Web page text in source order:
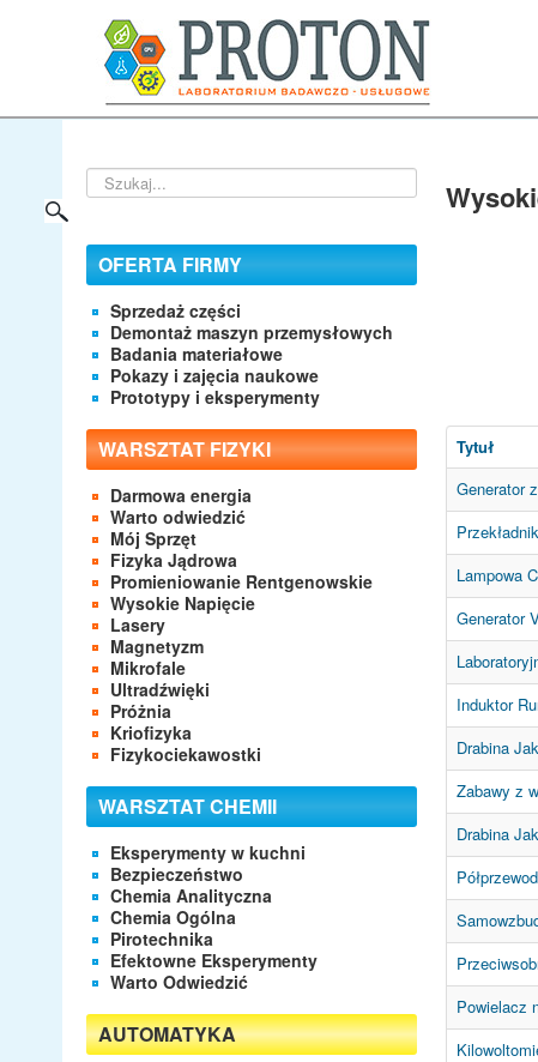
Szukaj...
OFERTA FIRMY
Sprzedaż części
Demontaż maszyn przemysłowych
Badania materiałowe
Pokazy i zajęcia naukowe
Prototypy i eksperymenty
WARSZTAT FIZYKI
Darmowa energia
Warto odwiedzić
Mój Sprzęt
Fizyka Jądrowa
Promieniowanie Rentgenowskie
Wysokie Napięcie
Lasery
Magnetyzm
Mikrofale
Ultradźwięki
Próżnia
Kriofizyka
Fizykociekawostki
WARSZTAT CHEMII
Eksperymenty w kuchni
Bezpieczeństwo
Chemia Analityczna
Chemia Ogólna
Pirotechnika
Efektowne Eksperymenty
Warto Odwiedzić
AUTOMATYKA
Tytuł
Generator
Lampowa
Generator
Induktor
Drabina
Zabawy z
Drabina
Powielacz